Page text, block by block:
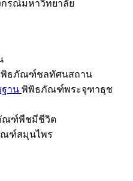
กรณ์มหาวิทยาลัย
ธภัณฑ์ชลทัศนสถาน
าน พิพิธภัณฑ์พระจุฑาธุช
ณฑ์พืชมีชีวิต
ฑ์สมุนไพร